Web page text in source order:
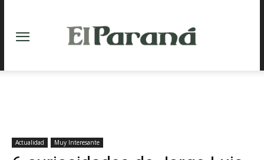
Actualidad Muy Interesante